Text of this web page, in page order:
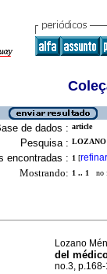
de dados : article
Pesquisa : LOZANO
encontradas : 1 [refinar
Mostrando: 1 .. 1 no
Lozano
del
no.3,